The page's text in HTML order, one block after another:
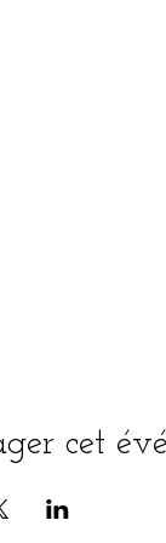
cet